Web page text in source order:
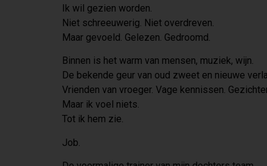
Ik wil gezien worden.
Niet schreeuwerig. Niet overdreven.
Maar gevoeld. Gelezen. Gedroomd.
Binnen is het warm van mensen, muziek, wijn.
De bekende geur van oud zweet en nieuwe
Vrienden van vroeger. Vage kennissen.
Maar ik voel niets.
Tot ik hem zie.
Job.